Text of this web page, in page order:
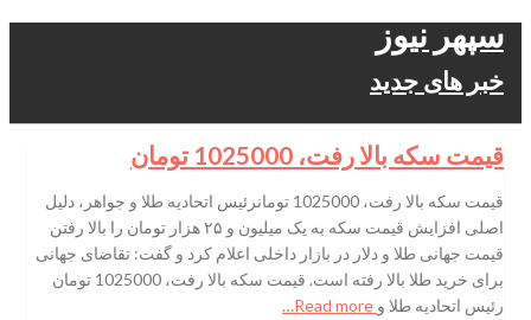
سپهر نیوز
خبر های جدید
قیمت سکه بالا رفت، 1025000 تومان
قیمت سکه بالا رفت، 1025000 تومانرئیس اتحادیه طلا و جواهر، دلیل
اصلی افزایش قیمت سکه به یک میلیون و ۲۵ هزار تومان را بالا رفتن
قیمت جهانی طلا و دلار در بازار داخلی اعلام کرد و گفت: تقاضای جهانی
برای خرید طلا بالا رفته است. قیمت سکه بالا رفت، 1025000 تومان
رئیس اتحادیه طلا و